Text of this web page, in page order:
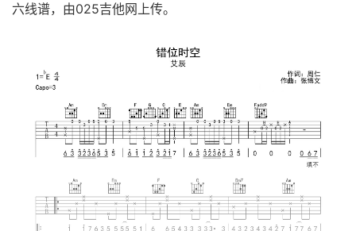
六线谱，由025吉他网上传。